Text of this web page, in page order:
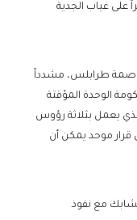
على غياب الجدية
طرابلس، مشدداً
الوحدة المؤقتة
يعمل بثلاثة رؤوس
قرار موحد يمكن أن
مع نفوذ